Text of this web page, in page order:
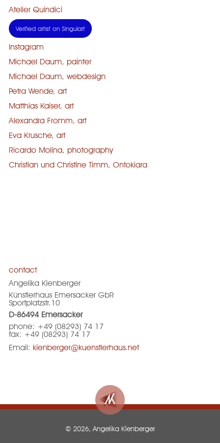
Atelier Quindici
Verified artist on Singulart
Instagram
Michael Daum, painter
Michael Daum, webdesign
Petra Wende, art
Matthias Kaiser, art
Alexandra Fromm, art
Eva Krusche, art
Ricardo Molina, photography
Christian und Christine Timm, Ontokiara
contact
Angelika Kienberger
Künstlerhaus Emersacker GbR
Sportplatzstr.10
D-86494 Emersacker
phone: +49 (08293) 74 17
fax: +49 (08293) 74 17
Email: kienberger@kuenstlerhaus.net
© 2026, Angelika Kienberger